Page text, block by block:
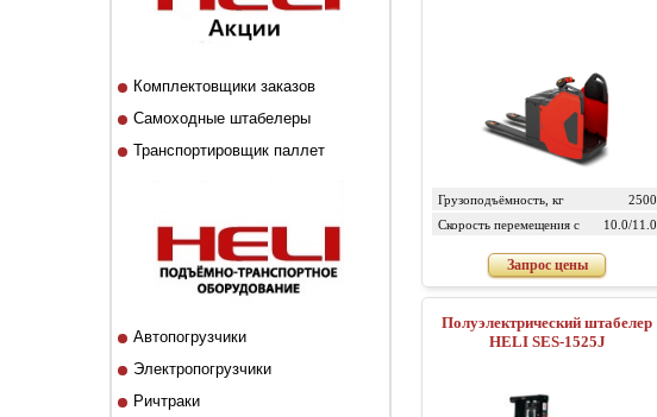
Комплектовщики заказов
Самоходные штабелеры
Транспортировщик паллет
Автопогрузчики
Электропогрузчики
Ричтраки
Грузоподъёмность, кг
2500
Скорость перемещения с
10.0/11.0
Запрос цены
Полуэлектрический штабелер
HELI SES-1525J